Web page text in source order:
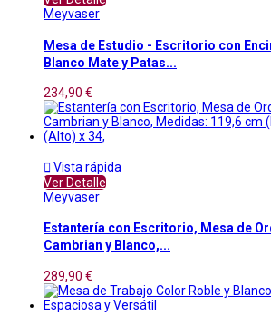
Meyvaser
Mesa de Estudio - Escritorio con
Blanco Mate y Patas...
234,90 €
 Vista rápida
Ver Detalle
Meyvaser
Estantería con Escritorio, Mesa de
Cambrian y Blanco,...
289,90 €